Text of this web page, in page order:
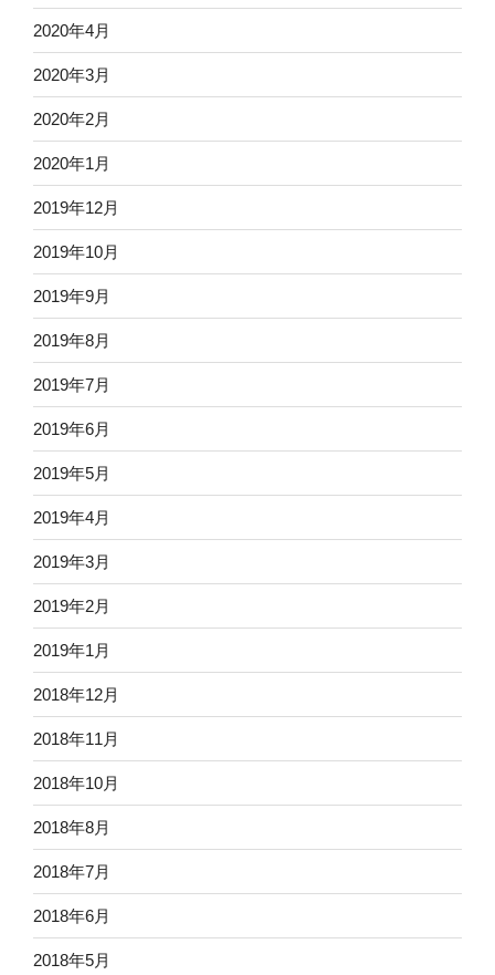
2020年4月
2020年3月
2020年2月
2020年1月
2019年12月
2019年10月
2019年9月
2019年8月
2019年7月
2019年6月
2019年5月
2019年4月
2019年3月
2019年2月
2019年1月
2018年12月
2018年11月
2018年10月
2018年8月
2018年7月
2018年6月
2018年5月